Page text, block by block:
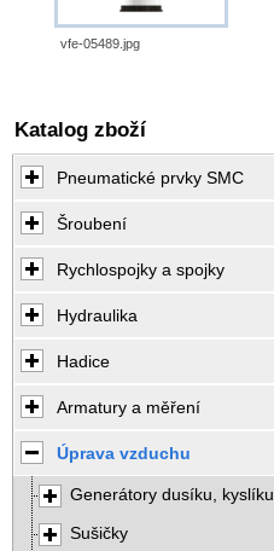
vfe-05489.jpg
Katalog zboží
Pneumatické prvky SMC
Šroubení
Rychlospojky a spojky
Hydraulika
Hadice
Armatury a měření
Úprava vzduchu
Generátory dusíku, kyslíku
Sušičky